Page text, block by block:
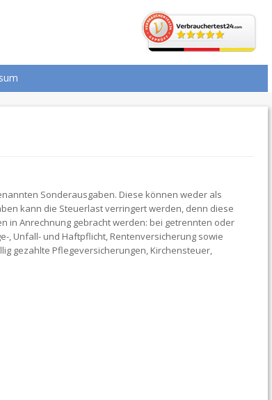
Sonderausgaben. Diese können weder als
kann die Steuerlast verringert werden, denn diese
in Anrechnung gebracht werden: bei getrennten oder
, Unfall- und Haftpflicht, Rentenversicherung sowie
gezahlte Pflegeversicherungen, Kirchensteuer,